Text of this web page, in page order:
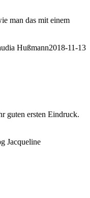
man das mit einem
Hußmann2018-11-13
guten ersten Eindruck.
Jacqueline